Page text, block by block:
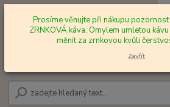
+420 602 577 209
Prosíme věnujte při nákupu
ZRNKOVÁ káva. Omylem umletou
měnit za zrnkovou kvůli
Zavřít